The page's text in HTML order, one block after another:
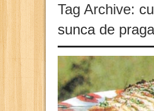
Tag Archive:
sunca de praga